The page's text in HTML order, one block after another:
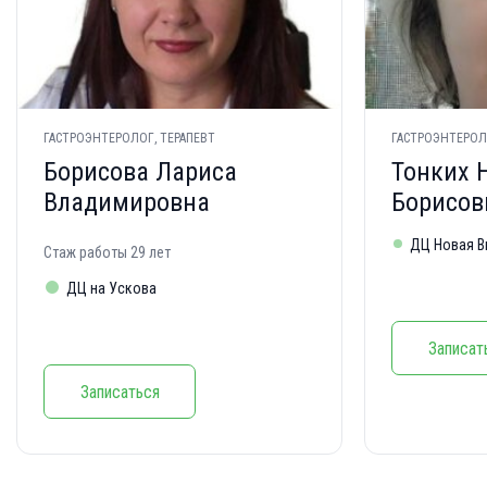
ГАСТРОЭНТЕРОЛОГ, ТЕРАПЕВТ
Борисова Лариса
Владимировна
Стаж работы 29 лет
ДЦ на Ускова
Записаться
Тонких
ДЦ Новая